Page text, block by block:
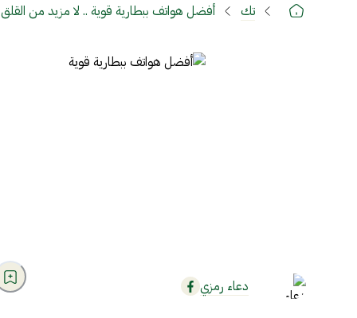
تك أفضل هواتف ببطارية قوية .. لا مزيد من
دعاء رمزي